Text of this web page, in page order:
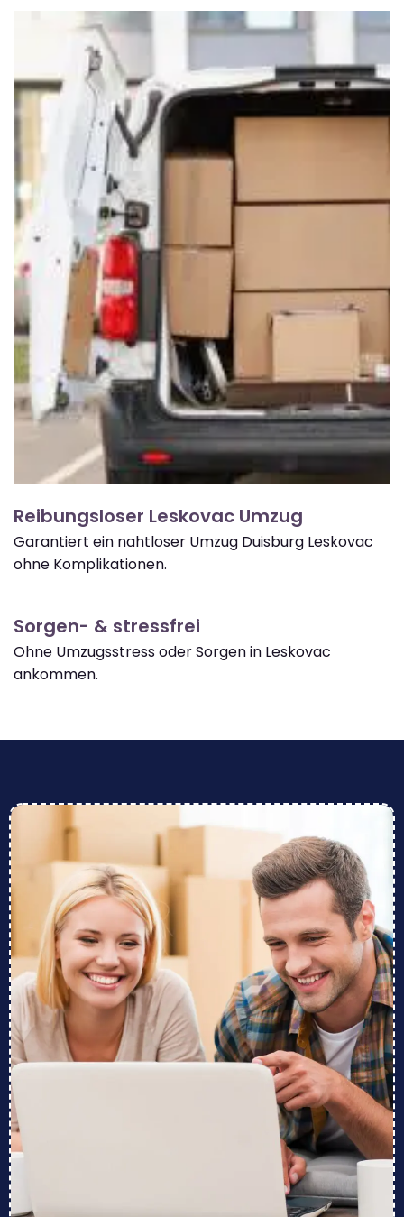
Reibungsloser Leskovac Umzug
Garantiert ein nahtloser Umzug Duisburg Leskovac
ohne Komplikationen.
Sorgen- & stressfrei
Ohne Umzugsstress oder Sorgen in Leskovac
ankommen.